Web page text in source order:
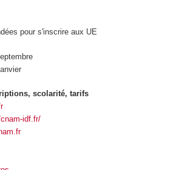
pour s'inscrire aux UE
scolarité, tarifs
idf.fr/